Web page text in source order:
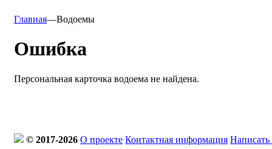
Главная—Водоемы
Ошибка
Персональная карточка водоема не найдена.
© 2017-2026 О проекте Контактная информация